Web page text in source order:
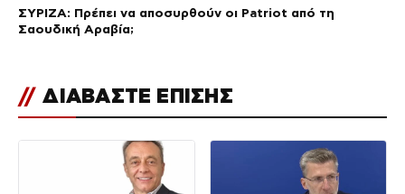
ΣΥΡΙΖΑ: Πρέπει να αποσυρθούν οι Patriot από τη
Σαουδική Αραβία;
// ΔΙΑΒΑΣΤΕ ΕΠΙΣΗΣ